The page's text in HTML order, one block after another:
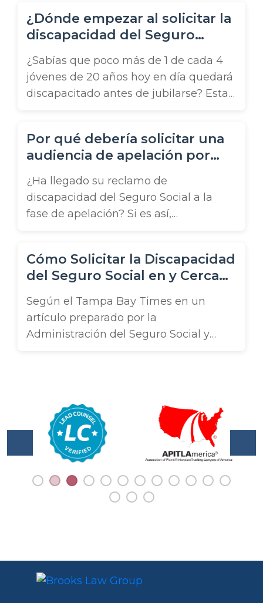
Discapacidad del Seguro Social
(beneficios SSD) son denegadas la
primera vez que se presentan. En 40 de
50 estados, el siguiente paso para una
reclamación de discapacidad
¿Dónde empezar al solicitar la
discapacidad del Seguro
¿Sabías que poco más de 1 de cada 4
jóvenes de 20 años hoy en día quedará
discapacitado antes de jubilarse? Esta
luz sobre la profundidad de las
discapacidades en nuestra sociedad.
Por lo tanto, entender cómo y dónde
solicitar el Seguro de Discapacidad del
Seguro ...
Por qué debería solicitar una
audiencia de apelación por
¿Ha llegado su reclamo de
discapacidad del Seguro Social a la
fase de apelación? Si es así,
su apelación mediante
videoconferencia (VTC) o en persona. A
partir de septiembre de 2014, los
reclamantes deben tomar esta
decisión dentro de los 30 días
Cómo Solicitar la Discapacidad
del Seguro Social en y Cerca
Según el Tampa Bay Times en un
artículo preparado por la
Administración del Seguro Social y
recibe beneficios por discapacidad
cuando alcanza su edad completa de
jubilación, sus beneficios por
discapacidad ...